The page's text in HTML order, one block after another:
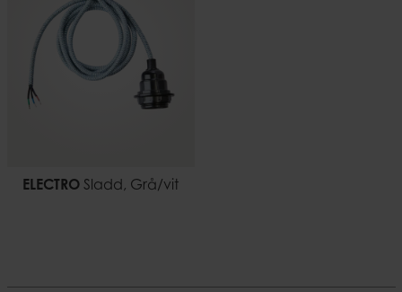
EAN-kod
5706294133213
Dokument
Ljussäkerhet.pdf
ELECTRO Sladd, Grå/vit